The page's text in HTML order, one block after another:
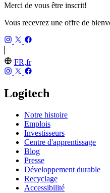
Merci de vous être inscrit!
Vous recevrez une offre de
FR,fr
Logitech
Notre histoire
Emplois
Investisseurs
Centre d'apprentissage
Blog
Presse
Développement durable
Recyclage
Accessibilité